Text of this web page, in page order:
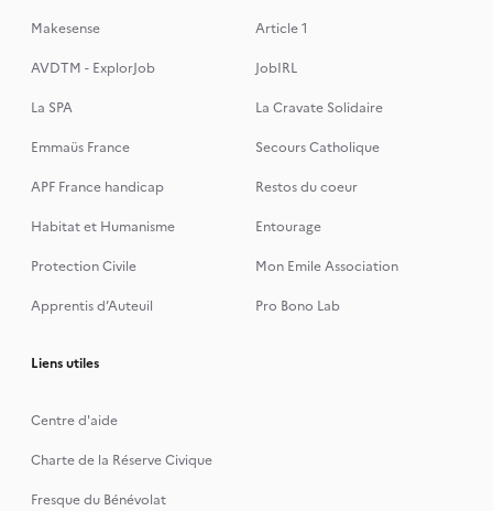
Makesense
Article 1
AVDTM - ExplorJob
JobIRL
La SPA
La Cravate Solidaire
Emmaüs France
Secours Catholique
APF France handicap
Restos du coeur
Habitat et Humanisme
Entourage
Protection Civile
Mon Emile Association
Apprentis d’Auteuil
Pro Bono Lab
Liens utiles
Centre d'aide
Charte de la Réserve Civique
Fresque du Bénévolat